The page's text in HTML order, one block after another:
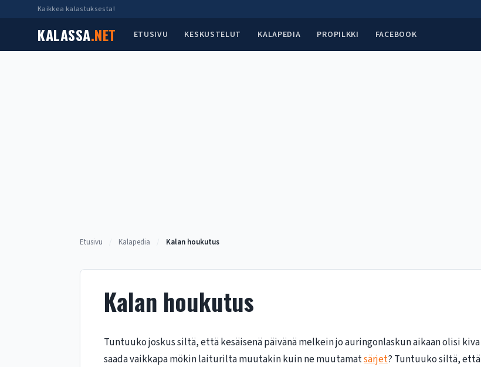
Kaikkea kalastuksesta!
KALASSA.NET ETUSIVU KESKUSTELUT KALAPEDIA PROPILKKI FACEBOOK
Etusivu Kalapedia Kalan houkutus
Kalan houkutus
Tuntuuko joskus siltä, että kesäisenä päivänä melkein jo auringonlaskun aikaan olisi kiva
saada vaikkapa mökin laiturilta muutakin kuin ne muutamatsärjet? Tuntuuko siltä, että